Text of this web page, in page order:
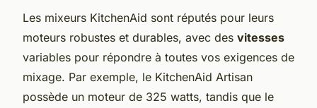
Les mixeurs KitchenAid sont réputés pour leurs
moteurs robustes et durables, avec des vitesses
variables pour répondre à toutes vos exigences de
mixage. Par exemple, le KitchenAid Artisan
possède un moteur de 325 watts, tandis que le